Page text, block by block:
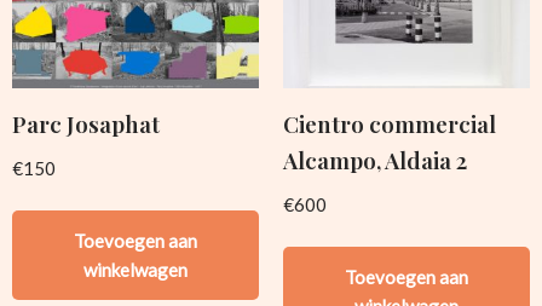
Parc Josaphat
€150
Toevoegen aan
winkelwagen
Cientro commercial
Alcampo, Aldaia 2
€600
Toevoegen aan